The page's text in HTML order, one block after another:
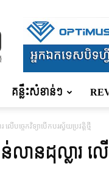
គន្លឹះសំខាន់ៗ
ចេកវិទ្យាបើកបរស្វ័យប្រវត្តិថ្មី
ដុល្លារ លើប